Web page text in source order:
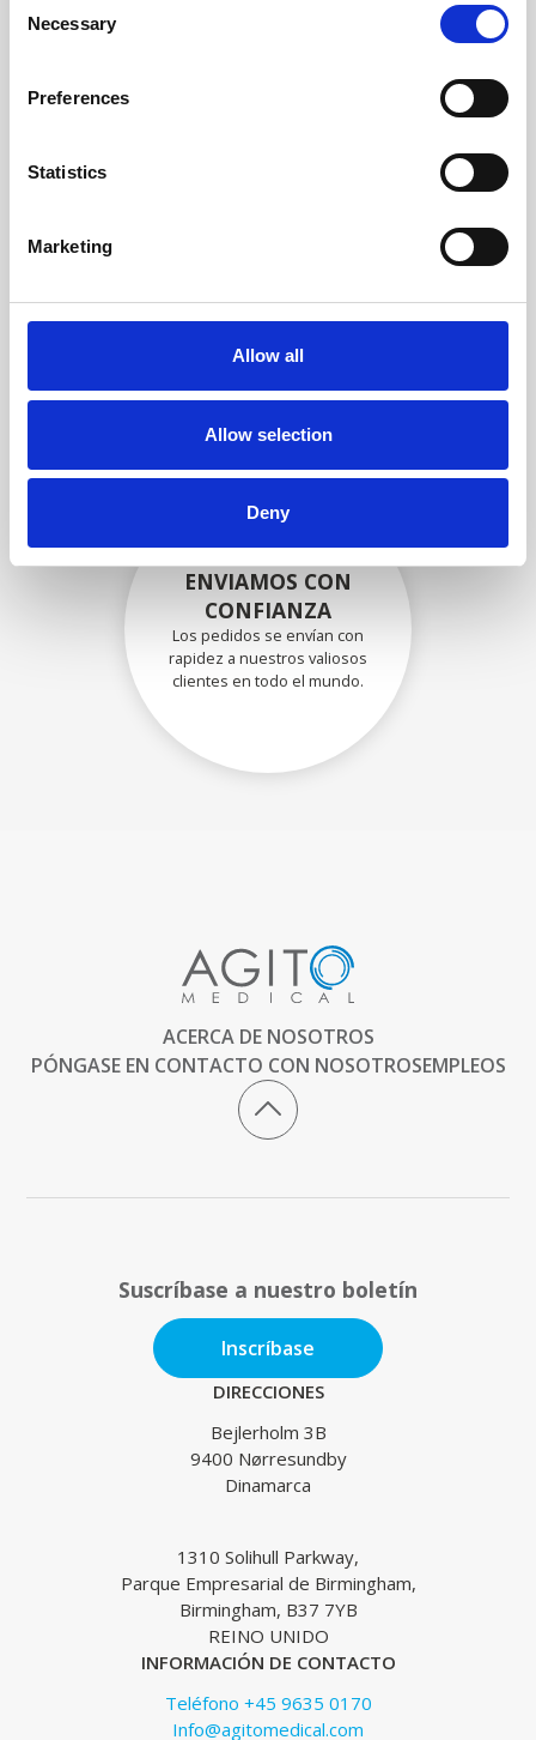
Selection
Necessary
Preferences
Statistics
Marketing
Allow all
Allow selection
Deny
EMBALADO DE
FORMA SEGURA
Cada pieza individual se
empaqueta de forma segura
ENVIAMOS CON
CONFIANZA
Los pedidos se envían con
rapidez a nuestros valiosos
clientes en todo el mundo.
ACERCA DE NOSOTROS
PÓNGASE EN CONTACTO CON NOSOTROSEMPLEOS
Suscríbase a nuestro boletín
Inscríbase
DIRECCIONES
Bejlerholm 3B
9400 Nørresundby
Dinamarca
1310 Solihull Parkway,
Parque Empresarial de Birmingham,
Birmingham, B37 7YB
REINO UNIDO
INFORMACIÓN DE CONTACTO
Teléfono +45 9635 0170
Info@agitomedical.com